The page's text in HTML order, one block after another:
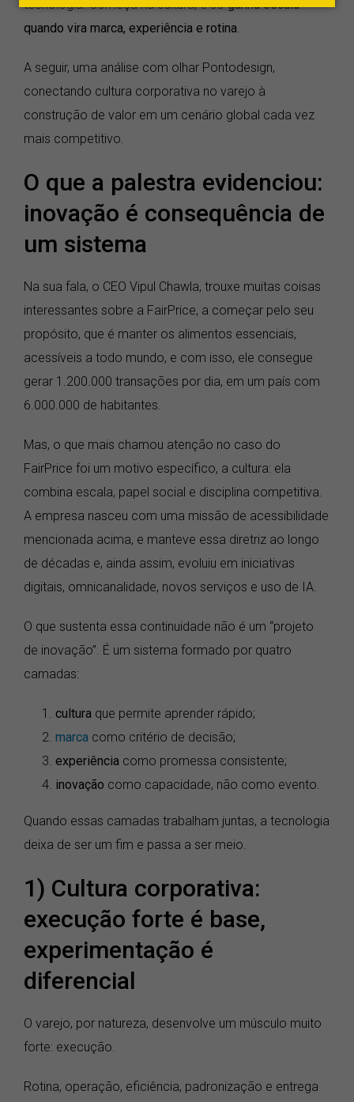
tecnologia. Começa na cultura, e sóganha escala
quando vira marca, experiência e rotina.
A seguir, uma análise com olhar Pontodesign,
conectando cultura corporativa no varejo à
construção de valor em um cenário global cada vez
mais competitivo.
O que a palestra evidenciou:
inovação é consequência de
um sistema
Na sua fala, o CEO Vipul Chawla, trouxe muitas coisas
interessantes sobre a FairPrice, a começar pelo seu
propósito, que é manter os alimentos essenciais,
acessíveis a todo mundo, e com isso, ele consegue
gerar 1.200.000 transações por dia, em um país com
6.000.000 de habitantes.
Mas, o que mais chamou atenção no caso do
FairPrice foi um motivo específico, a cultura: ela
combina escala, papel social e disciplina competitiva.
A empresa nasceu com uma missão de acessibilidade
mencionada acima, e manteve essa diretriz ao longo
de décadas e, ainda assim, evoluiu em iniciativas
digitais, omnicanalidade, novos serviços e uso de IA.
O que sustenta essa continuidade não é um “projeto
de inovação”. É um sistema formado por quatro
camadas:
cultura que permite aprender rápido;
marca como critério de decisão;
experiência como promessa consistente;
inovação como capacidade, não como evento.
Quando essas camadas trabalham juntas, a tecnologia
deixa de ser um fim e passa a ser meio.
1) Cultura corporativa:
execução forte é base,
experimentação é
diferencial
O varejo, por natureza, desenvolve um músculo muito
forte: execução.
Rotina, operação, eficiência, padronização e entrega